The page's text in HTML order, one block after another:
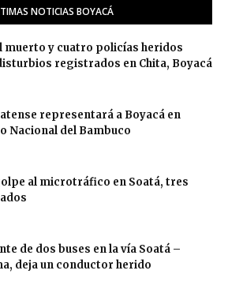
NOTICIAS BOYACÁ
muerto y cuatro policías heridos
registrados en Chita, Boyacá
representará a Boyacá en
Nacional del Bambuco
al microtráfico en Soatá, tres
de dos buses en la vía Soatá –
deja un conductor herido